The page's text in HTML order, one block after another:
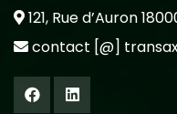
121, Rue d’Auron
contact [@]